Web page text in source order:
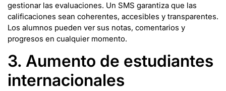
gestionar las evaluaciones. Un SMS garantiza que las
calificaciones sean coherentes, accesibles y transparentes.
Los alumnos pueden ver sus notas, comentarios y
progresos en cualquier momento.
3. Aumento de estudiantes
internacionales